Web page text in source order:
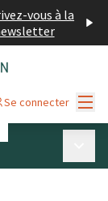
vous à la
Se connecter